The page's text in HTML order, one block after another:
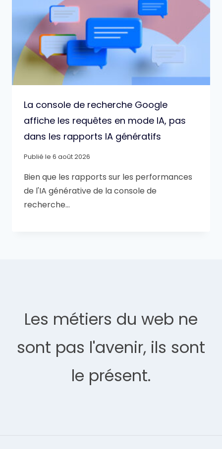
La console de recherche Google
affiche les requêtes en mode IA, pas
dans les rapports IA génératifs
Publié le 6 août 2026
Bien que les rapports sur les performances
de l'IA générative de la console de
recherche…
Les métiers du web ne
sont pas l'avenir, ils sont
le présent.